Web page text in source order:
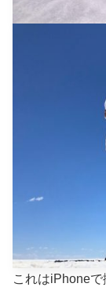
これはiPhoneで